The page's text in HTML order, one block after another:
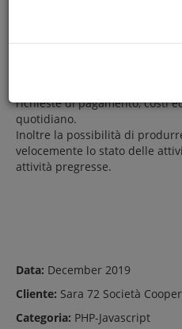
​La cooperativa necessitava di
gestionale che consentisse di
richieste di pagamento, costi
quotidiano.
Inoltre la possibilità di
velocemente lo stato delle
attività pregresse.
Data: December 2019
Cliente: Sara 72 Società
Categoria: PHP-Javascript